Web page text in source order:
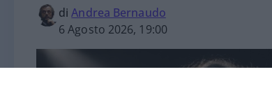
diAndrea Bernaudo
6 Agosto 2026, 19:00